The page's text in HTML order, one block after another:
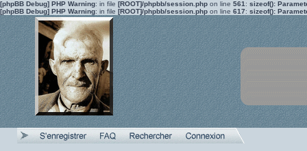
[phpBB Debug] PHP Warning: in file [ROOT]/phpbb/session.php on line 561 : sizeof():
[phpBB Debug] PHP Warning: in file [ROOT]/phpbb/session.php on line 617: sizeof():